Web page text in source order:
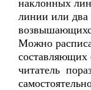
наклонных
линии или
Можно
читатель